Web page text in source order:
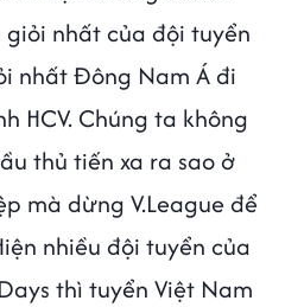
nhất của đội tuyển
nhất Đông Nam Á đi
HCV. Chúng ta không
thủ tiến xa ra sao ở
mà dừng V.League để
nhiều đội tuyển của
thì tuyển Việt Nam